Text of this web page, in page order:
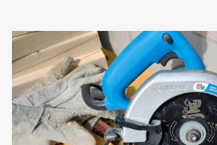
グの改善はもちろん、長く付き合って
しても重要な作業です。 まず取りかか
の交換。 工具は10mmのドレンプラグ
ては、フィラープラグ → ドレンプラグ
れは必ず守るべき基本です。先にフィ
と、ドレンだけ抜いてしまった後でオイ